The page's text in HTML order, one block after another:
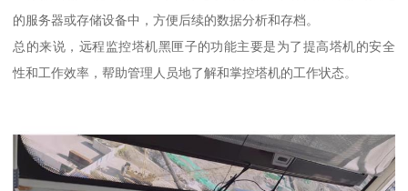
的服务器或存储设备中，方便后续的数据分析和存档。
总的来说，远程监控塔机黑匣子的功能主要是为了提高塔机的安全
性和工作效率，帮助管理人员地了解和掌控塔机的工作状态。